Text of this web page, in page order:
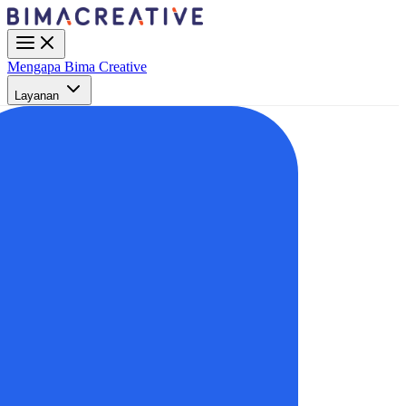
Mengapa Bima Creative
Layanan